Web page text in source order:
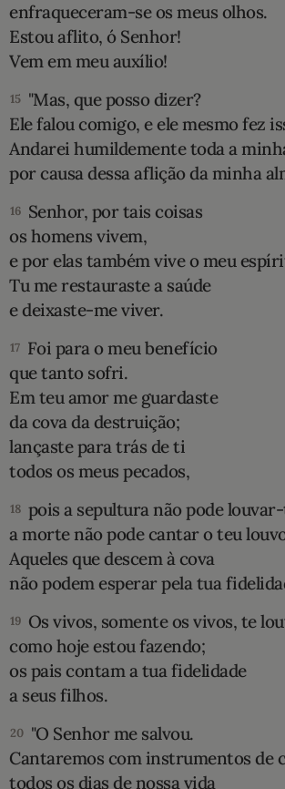
enfraqueceram-se os meus olhos.
Estou aflito, ó Senhor!
Vem em meu auxílio!
15 "Mas, que posso dizer?
Ele falou comigo, e ele mesmo fez
Andarei humildemente toda a
por causa dessa aflição da minha
16 Senhor, por tais coisas
os homens vivem,
e por elas também vive o meu
Tu me restauraste a saúde
e deixaste-me viver.
17 Foi para o meu benefício
que tanto sofri.
Em teu amor me guardaste
da cova da destruição;
lançaste para trás de ti
todos os meus pecados,
18 pois a sepultura não pode
a morte não pode cantar o teu
Aqueles que descem à cova
não podem esperar pela tua
19 Os vivos, somente os vivos, te
como hoje estou fazendo;
os pais contam a tua fidelidade
a seus filhos.
20 "O Senhor me salvou.
Cantaremos com instrumentos de
todos os dias de nossa vida